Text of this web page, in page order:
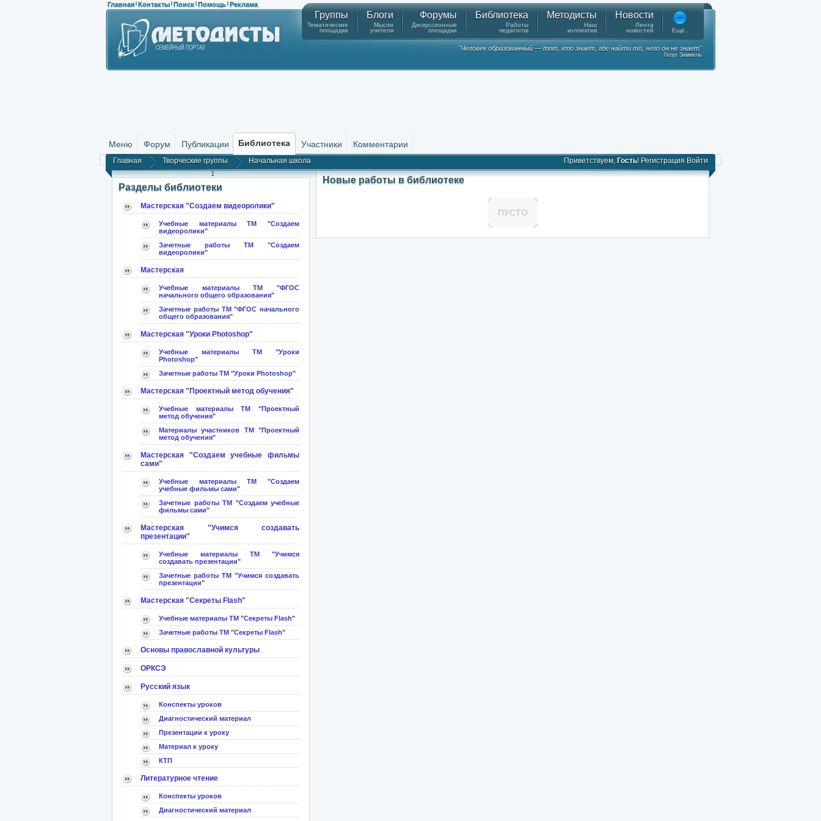
Главная | Контакты | Поиск | Помощь | Реклама
Группы
Тематические
площадки
Блоги
Мысли
учителя
Форумы
Дискуссионные
площадки
Библиотека
Работы
педагогов
Методисты
Наш
коллектив
Новости
Лента
новостей
Ещё..
"Человек образованный — тот, кто знает, где найти то, чего он не знает"
Георг Зиммель
Меню Форум Публикации Библиотека Участники Комментарии
Главная Творческие группы Начальная школа Приветствуем, Гость! Регистрация Войти
1
Разделы библиотеки
Мастерская "Создаем видеоролики"
Учебные материалы ТМ "Создаем
видеоролики"
Зачетные работы ТМ "Создаем
видеоролики"
Мастерская
Учебные материалы ТМ "ФГОС
начального общего образования"
Зачетные работы ТМ "ФГОС начального
общего образования"
Мастерская "Уроки Photoshop"
Учебные материалы ТМ "Уроки
Photoshop"
Зачетные работы ТМ "Уроки Photoshop"
Мастерская "Проектный метод обучения"
Учебные материалы ТМ "Проектный
метод обучения"
Материалы участников ТМ "Проектный
метод обучения"
Мастерская "Создаем учебные фильмы
сами"
Учебные материалы ТМ "Создаем
учебные фильмы сами"
Зачетные работы ТМ "Создаем учебные
фильмы сами"
Мастерская "Учимся создавать
презентации"
Учебные материалы ТМ "Учимся
создавать презентации"
Зачетные работы ТМ "Учимся создавать
презентации"
Мастерская "Секреты Flash"
Учебные материалы ТМ "Секреты Flash"
Зачетные работы ТМ "Секреты Flash"
Основы православной культуры
ОРКСЭ
Русский язык
Конспекты уроков
Диагностический материал
Презентации к уроку
Материал к уроку
КТП
Литературное чтение
Конспекты уроков
Диагностический материал
Новые работы в библиотеке
ПУСТО